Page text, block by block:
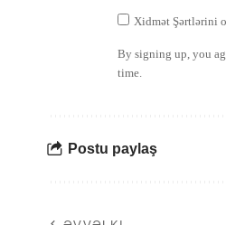
Xidmət Şərtlərini
By signing up, you
time.
Postu paylaş